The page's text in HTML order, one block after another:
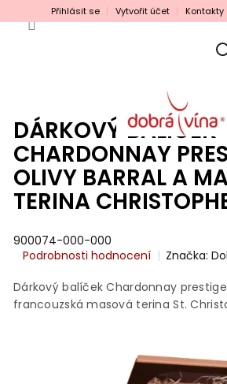
na
Přihlásit se Vytvořit účet Kontakty
DÁRKOVÝ BALÍČEK
CHARDONNAY
OLIVY BARRAL A
TERINA
900074-000-000
Průměrné
produktu
je
Podrobnosti hodnocení Značka:
Dárkový balíček Chardonnay
francouzská masová terina St.